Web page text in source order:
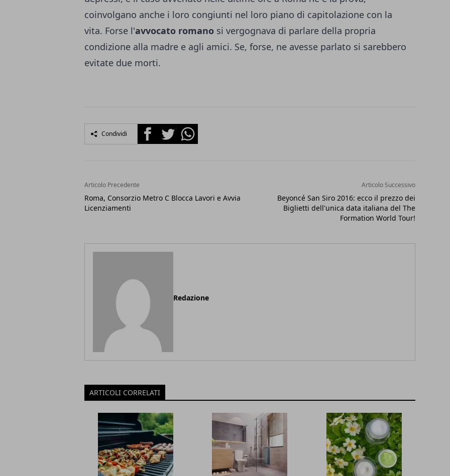
coinvolgano anche i loro congiunti nel loro piano di capitolazione con la
vita. Forse l'avvocato romano si vergognava di parlare della propria
condizione alla madre e agli amici. Se, forse, ne avesse parlato si sarebbero
evitate due morti.
Condividi FacebookTwitterWhatsapp
Articolo Precedente
Roma, Consorzio Metro C Blocca Lavori e Avvia
Licenziamenti
Articolo Successivo
Beyoncé San Siro 2016: ecco il prezzo dei
Biglietti dell'unica data italiana del The
Formation World Tour!
Redazione
ARTICOLI CORRELATI